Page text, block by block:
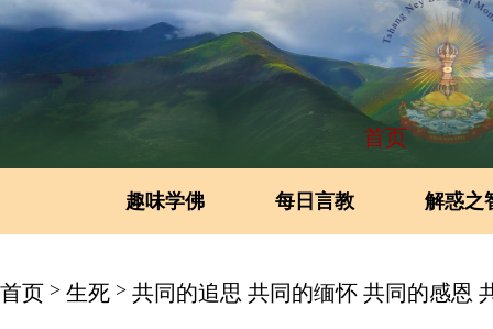
首页
趣味学佛 每日言教 解惑之
首页 > 生死 >